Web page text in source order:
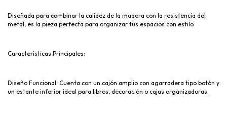
Diseñada para combinar la calidez de la madera con la resistencia del
metal, es la pieza perfecta para organizar tus espacios con estilo.
Características Principales:
Diseño Funcional: Cuenta con un cajón amplio con agarradera tipo botón y
un estante inferior ideal para libros, decoración o cajas organizadoras.